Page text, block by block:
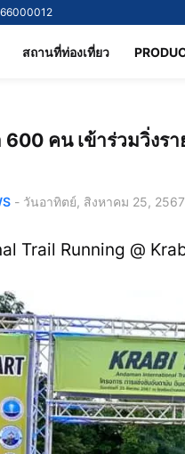
สถานที่ท่องเที่ยว
คน เข้าร่วมวิ่งร
- วันอาทิตย์, สิงหาคม 25, 2567
Trail Running @